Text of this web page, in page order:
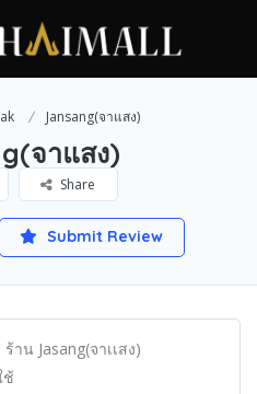
Jansang(จาแสง)
จาแสง)
Share
Submit Review
น Jasang(จาเเสง)
ช้